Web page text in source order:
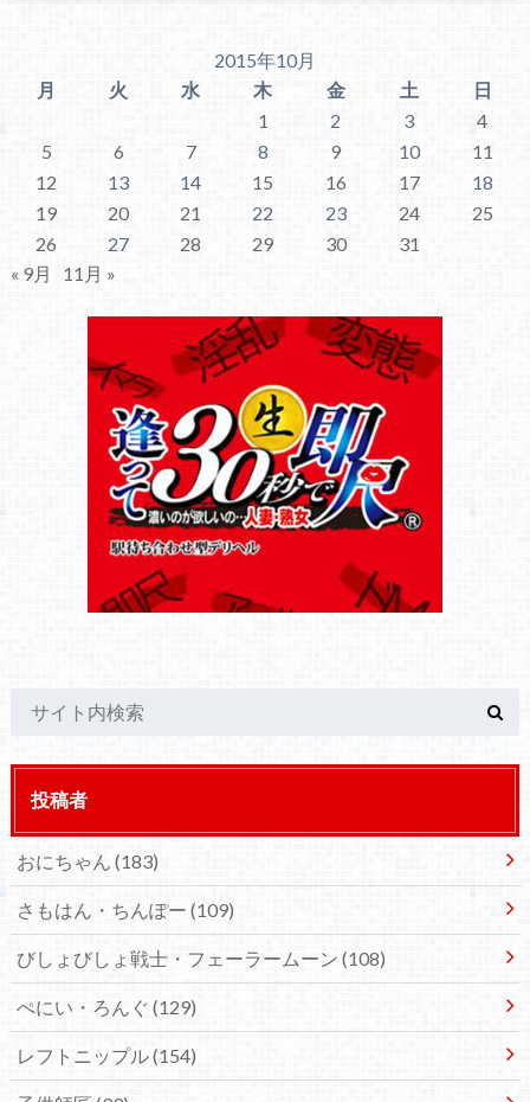
2015年10月
月
火 水 木 金 土
日
1
2 3
4
5
6 7 8 9 10
11
12
13 14 15 16 17
18
19
20 21 22 23 24
25
26
27 28 29 30
31
« 9月
11月 »
投稿者
おにちゃん (183)
さもはん・ちんぽー (109)
びしょびしょ戦士・フェーラームーン (108)
ぺにい・ろんぐ (129)
レフトニップル(154)